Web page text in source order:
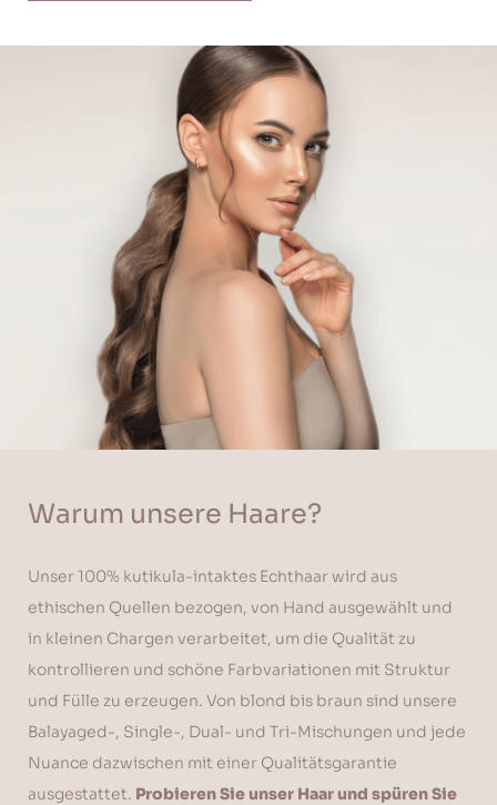
Warum unsere Haare?
Unser 100% kutikula-intaktes Echthaar wird aus
ethischen Quellen bezogen, von Hand ausgewählt und
in kleinen Chargen verarbeitet, um die Qualität zu
kontrollieren und schöne Farbvariationen mit Struktur
und Fülle zu erzeugen. Von blond bis braun sind unsere
Balayaged-, Single-, Dual- und Tri-Mischungen und jede
Nuance dazwischen mit einer Qualitätsgarantie
ausgestattet. Probieren Sie unser Haar und spüren Sie